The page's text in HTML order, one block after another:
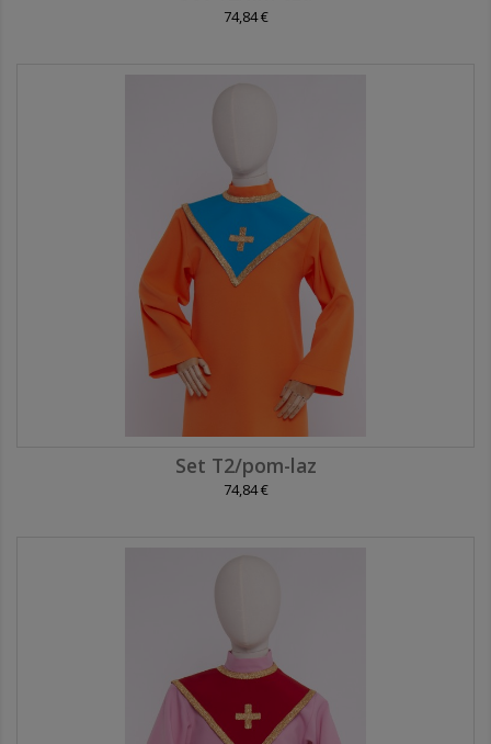
74,84 €
Set T2/pom-laz
74,84 €